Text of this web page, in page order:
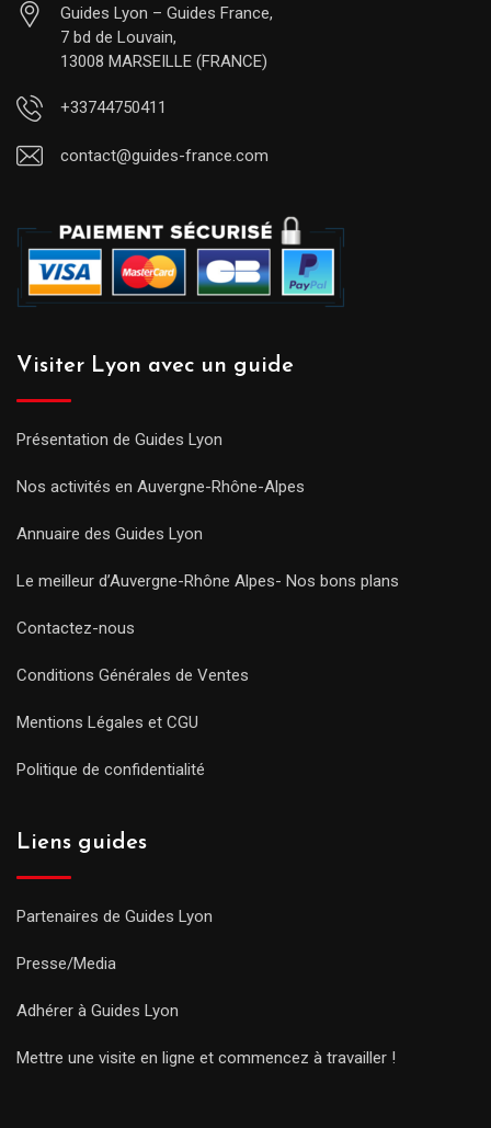
Guides Lyon – Guides France,
7 bd de Louvain,
13008 MARSEILLE (FRANCE)
+33744750411
contact@guides-france.com
Visiter Lyon avec un guide
Présentation de Guides Lyon
Nos activités en Auvergne-Rhône-Alpes
Annuaire des Guides Lyon
Le meilleur d’Auvergne-Rhône Alpes- Nos bons plans
Contactez-nous
Conditions Générales de Ventes
Mentions Légales et CGU
Politique de confidentialité
Liens guides
Partenaires de Guides Lyon
Presse/Media
Adhérer à Guides Lyon
Mettre une visite en ligne et commencez à travailler !